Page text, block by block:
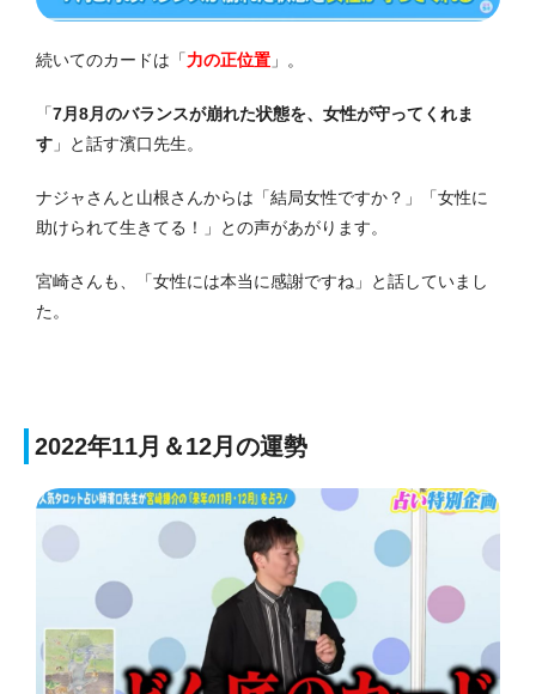
続いてのカードは「力の正位置 」。
「7月8月のバランスが崩れた状態を、女性が守ってくれま
す 」と話す濱口先生。
ナジャさんと山根さんからは「結局女性ですか？」「女性に
助けられて生きてる！」との声があがります。
宮崎さんも、「女性には本当に感謝ですね」と話していまし
た。
2022年11月＆12月の運勢